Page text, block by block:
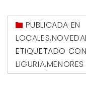
PUBLICADA EN
LOCALES,
ETIQUETADO CON
LIGURIA,